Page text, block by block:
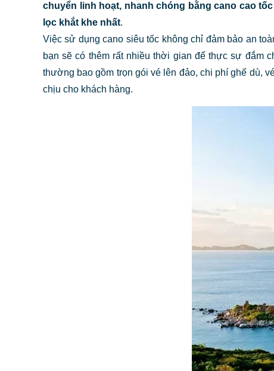
chuyển linh hoạt, nhanh chóng bằng cano cao
lọc khắt khe nhất.
Việc sử dụng cano siêu tốc không chỉ đảm bảo an
bạn sẽ có thêm rất nhiều thời gian để thực sự đắm
thường bao gồm trọn gói vé lên đảo, chi phí ghế dù,
chịu cho khách hàng.